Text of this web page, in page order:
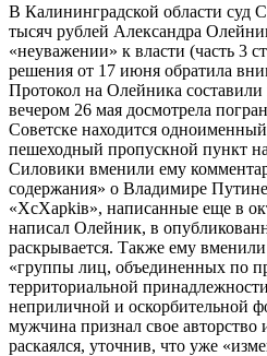
В Калининградской области суд
тысяч рублей Александра
«неуважении» к власти (часть 3
решения от 17 июня обратила
Протокол на Олейника составили
вечером 26 мая досмотрела
Советске находится
пешеходный пропускной пункт
Силовики вменили ему
содержания» о Владимире
«XcXaрkiв», написанные еще в
написал Олейник, в
раскрывается. Также ему
«группы лиц, объединенных по
территориальной
неприличной и оскорбительной
мужчина признал свое авторство
раскаялся, уточнив, что уже